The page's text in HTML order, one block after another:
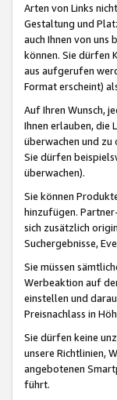
Arten von Links
Gestaltung und
auch Ihnen von
können. Sie dürfen
aus aufgerufen
Format erscheint)
Auf Ihren Wunsch,
Ihnen erlauben, die
überwachen und
Sie dürfen
überwachen).
Sie können
hinzufügen.
sich zusätzlich
Suchergebnisse,
Sie müssen
Werbeaktion auf
einstellen und
Preisnachlass in
Sie dürfen keine
unsere Richtlinien,
angebotenen
führt.